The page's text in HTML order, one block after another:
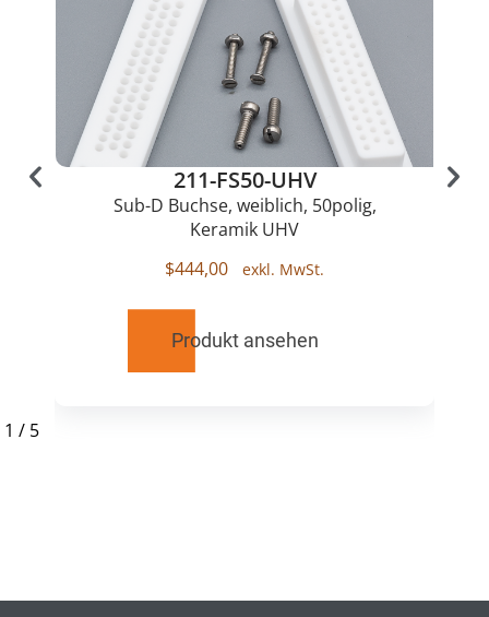
211-FS50-UHV
Sub-D Buchse, weiblich, 50polig,
Keramik UHV
$444,00
Produkt ansehen
1 / 5